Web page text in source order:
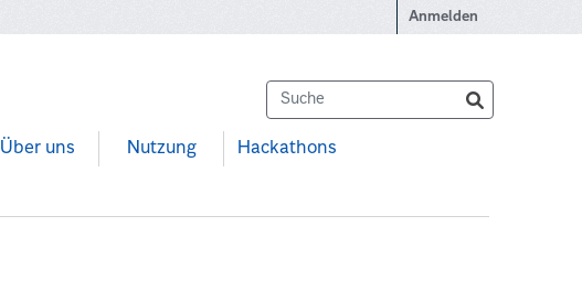
Anmelden
Über uns Nutzung Hackathons